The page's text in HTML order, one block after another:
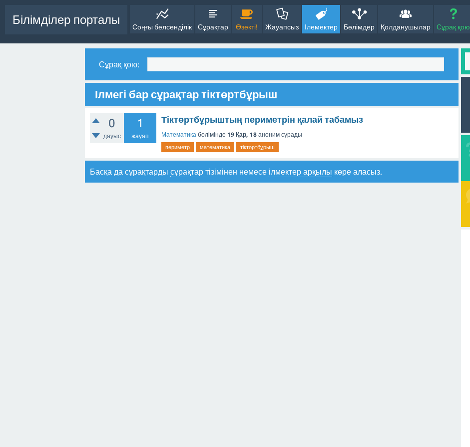
Білімділер порталы
Соңғы белсенділік Сұрақтар Өзекті! Жауапсыз Ілемектер Бөлімдер Қолданушылар Сұрақ қою
Сұрақ қою:
Ілмегі бар сұрақтар тіктөртбұрыш
0
дауыс
1
жауап
Тіктөртбұрыштың периметрін қалай табамыз
Математика бөлімінде 19 Қар, 18 аноним сұрады
периметр математика тіктөртбұрыш
Басқа да сұрақтарды сұрақтар тізімінен немесе ілмектер арқылы көре аласыз.